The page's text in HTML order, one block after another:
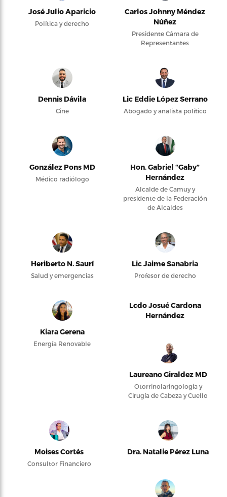
José Julio Aparicio
Política y derecho
Carlos Johnny Méndez
Núñez
Presidente Cámara de
Representantes
Dennis Dávila
Cine
Lic Eddie López Serrano
Abogado y analista político
González Pons MD
Médico radiólogo
Hon. Gabriel “Gaby”
Hernández
Alcalde de Camuy y
presidente de la Federación
de Alcaldes
Heriberto N. Saurí
Salud y emergencias
Lic Jaime Sanabria
Profesor de derecho
Kiara Gerena
Energía Renovable
Lcdo Josué Cardona
Hernández
Laureano Giraldez MD
Otorrinolaringología y
Cirugía de Cabeza y Cuello
Moises Cortés
Consultor Financiero
Dra. Natalie Pérez Luna